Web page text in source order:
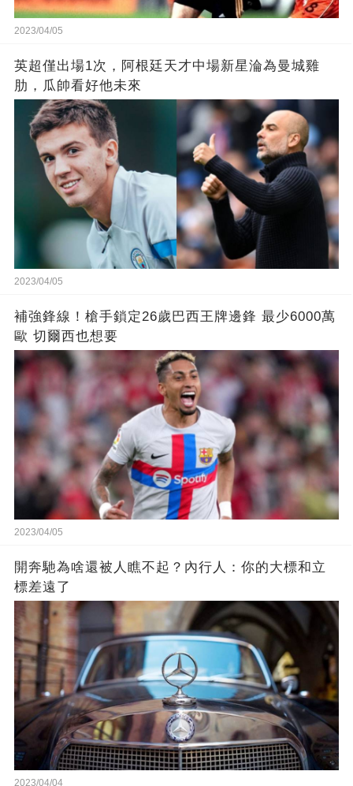
2023/04/05
英超僅出場1次，阿根廷天才中場新星淪為曼城雞
肋，瓜帥看好他未來
2023/04/05
補強鋒線！槍手鎖定26歲巴西王牌邊鋒 最少6000萬
歐 切爾西也想要
2023/04/05
開奔馳為啥還被人瞧不起？內行人：你的大標和立
標差遠了
2023/04/04